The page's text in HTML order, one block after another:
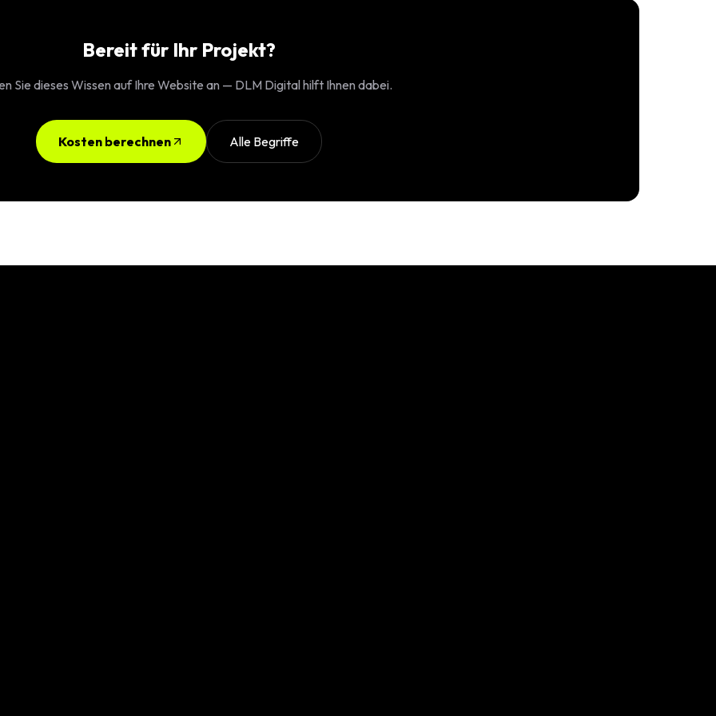
Bereit für Ihr Projekt?
Sie dieses Wissen auf Ihre Website an — DLM Digital hilft Ihnen dabei.
Kosten berechnen Alle Begriffe